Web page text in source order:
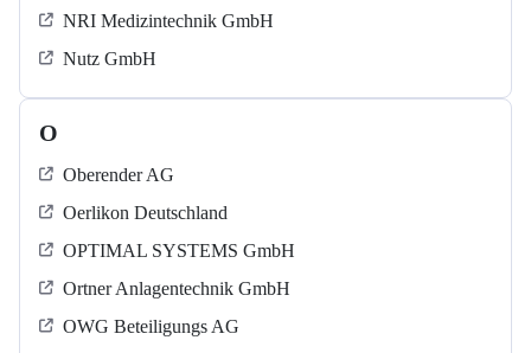
NRI Medizintechnik GmbH
Nutz GmbH
O
Oberender AG
Oerlikon Deutschland
OPTIMAL SYSTEMS GmbH
Ortner Anlagentechnik GmbH
OWG Beteiligungs AG